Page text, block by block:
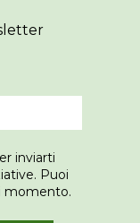
inviarti
Puoi
momento.